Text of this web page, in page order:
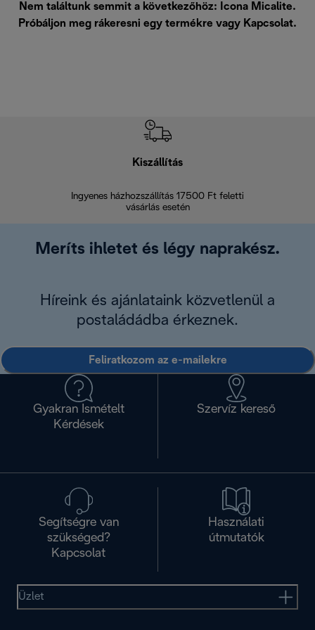
Nem találtunk semmit a következőhöz: Icona Micalite.
Próbáljon meg rákeresni egy termékre vagy Kapcsolat.
Kiszállítás
Ingyenes házhozszállítás 17500 Ft feletti
vásárlás esetén
Meríts ihletet és légy naprakész.
Híreink és ajánlataink közvetlenül a
postaládádba érkeznek.
Feliratkozom az e-mailekre
Gyakran Ismételt
Kérdések
Szervíz kereső
Segítségre van
szükséged?
Kapcsolat
Használati
útmutatók
Üzlet